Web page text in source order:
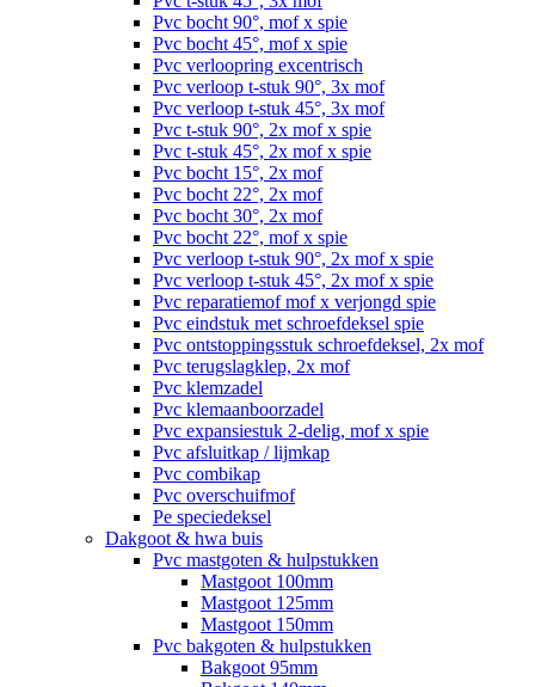
Pvc bocht 90°, mof x spie
Pvc bocht 45°, mof x spie
Pvc verloopring excentrisch
Pvc verloop t-stuk 90°, 3x mof
Pvc verloop t-stuk 45°, 3x mof
Pvc t-stuk 90°, 2x mof x spie
Pvc t-stuk 45°, 2x mof x spie
Pvc bocht 15°, 2x mof
Pvc bocht 22°, 2x mof
Pvc bocht 30°, 2x mof
Pvc bocht 22°, mof x spie
Pvc verloop t-stuk 90°, 2x mof x spie
Pvc verloop t-stuk 45°, 2x mof x spie
Pvc reparatiemof mof x verjongd spie
Pvc eindstuk met schroefdeksel spie
Pvc ontstoppingsstuk schroefdeksel, 2x mof
Pvc terugslagklep, 2x mof
Pvc klemzadel
Pvc klemaanboorzadel
Pvc expansiestuk 2-delig, mof x spie
Pvc afsluitkap / lijmkap
Pvc combikap
Pvc overschuifmof
Pe speciedeksel
Dakgoot & hwa buis
Pvc mastgoten & hulpstukken
Mastgoot 100mm
Mastgoot 125mm
Mastgoot 150mm
Pvc bakgoten & hulpstukken
Bakgoot 95mm